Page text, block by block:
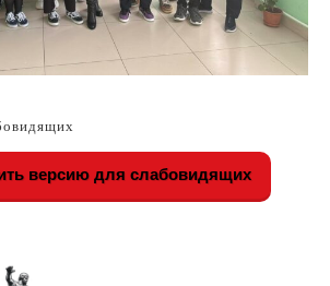
версию для слабовидящих